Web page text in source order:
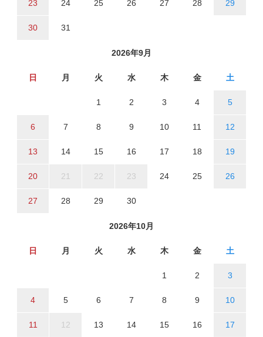
23 24 25 26 27 28 29
30 31
2026年9月
日 月 火 水 木 金 土
1 2 3 4 5
6 7 8 9 10 11 12
13 14 15 16 17 18 19
20 21 22 23 24 25 26
27 28 29 30
2026年10月
日 月 火 水 木 金 土
1 2 3
4 5 6 7 8 9 10
11 12 13 14 15 16 17